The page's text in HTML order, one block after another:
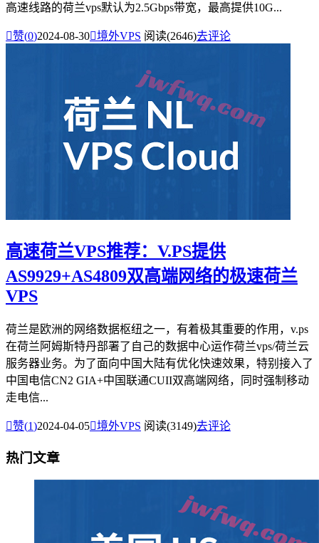
高速线路的荷兰vps默认为2.5Gbps带宽，最高提供10G...
赞(0)2024-08-30境外VPS 阅读(2646)去评论
高速荷兰VPS推荐：V.PS提供
AS9929+AS4809双高端网络的极速荷兰
VPS
荷兰是欧洲的网络数据枢纽之一，有着极其重要的作用，v.ps
在荷兰阿姆斯特丹部署了自己的数据中心运作荷兰vps/荷兰云
服务器业务。为了面向中国大陆有优化快速效果，特别接入了
中国电信CN2 GIA+中国联通CUII双高端网络，同时强制移动
走电信...
赞(1)2024-04-05境外VPS 阅读(3149)去评论
热门文章